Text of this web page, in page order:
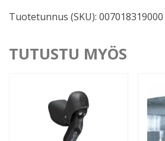
11v.
Tuotetunnus (SKU): 007018319000
TUTUSTU MYÖS